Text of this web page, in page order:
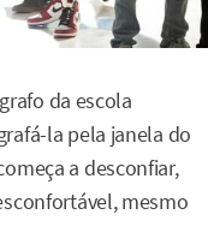
da escola
la pela janela do
a desconfiar,
mesmo